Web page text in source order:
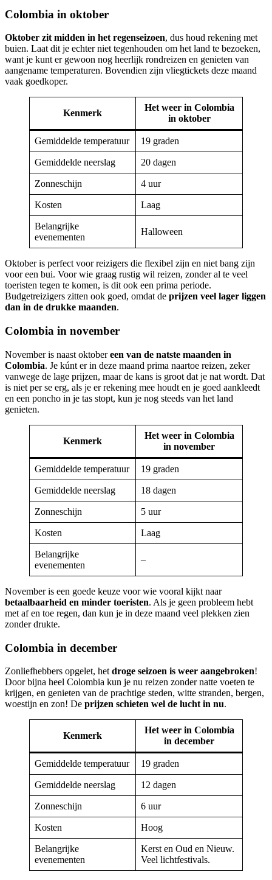
Colombia in oktober
Oktober zit midden in het regenseizoen, dus houd rekening met
buien. Laat dit je echter niet tegenhouden om het land te bezoeken,
want je kunt er gewoon nog heerlijk rondreizen en genieten van
aangename temperaturen. Bovendien zijn vliegtickets deze maand
vaak goedkoper.
Kenmerk
Het weer in Colombia
in oktober
Gemiddelde temperatuur 19 graden
Gemiddelde neerslag 20 dagen
Zonneschijn 4 uur
Kosten Laag
Belangrijke
evenementen
Halloween
Oktober is perfect voor reizigers die flexibel zijn en niet bang zijn
voor een bui. Voor wie graag rustig wil reizen, zonder al te veel
toeristen tegen te komen, is dit ook een prima periode.
Budgetreizigers zitten ook goed, omdat de prijzen veel lager liggen
dan in de drukke maanden.
Colombia in november
November is naast oktobereen van de natste maanden in
Colombia. Je kúnt er in deze maand prima naartoe reizen, zeker
vanwege de lage prijzen, maar de kans is groot dat je nat wordt. Dat
is niet per se erg, als je er rekening mee houdt en je goed aankleedt
en een poncho in je tas stopt, kun je nog steeds van het land
genieten.
Kenmerk
Het weer in Colombia
in november
Gemiddelde temperatuur 19 graden
Gemiddelde neerslag 18 dagen
Zonneschijn 5 uur
Kosten Laag
Belangrijke
evenementen
–
November is een goede keuze voor wie vooral kijkt naar
betaalbaarheid en minder toeristen. Als je geen probleem hebt
met af en toe regen, dan kun je in deze maand veel plekken zien
zonder drukte.
Colombia in december
Zonliefhebbers opgelet, het droge seizoen is weer aangebroken!
Door bijna heel Colombia kun je nu reizen zonder natte voeten te
krijgen, en genieten van de prachtige steden, witte stranden, bergen,
woestijn en zon! De prijzen schieten wel de lucht in nu.
Kenmerk
Het weer in Colombia
in december
Gemiddelde temperatuur 19 graden
Gemiddelde neerslag 12 dagen
Zonneschijn 6 uur
Kosten Hoog
Belangrijke
evenementen
Kerst en Oud en Nieuw.
Veel lichtfestivals.